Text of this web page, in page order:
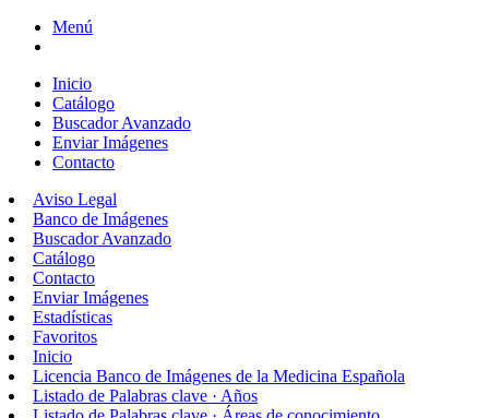
Menú
Inicio
Catálogo
Buscador Avanzado
Enviar Imágenes
Contacto
Aviso Legal
Banco de Imágenes
Buscador Avanzado
Catálogo
Contacto
Enviar Imágenes
Estadísticas
Favoritos
Inicio
Licencia Banco de Imágenes de la Medicina Española
Listado de Palabras clave · Años